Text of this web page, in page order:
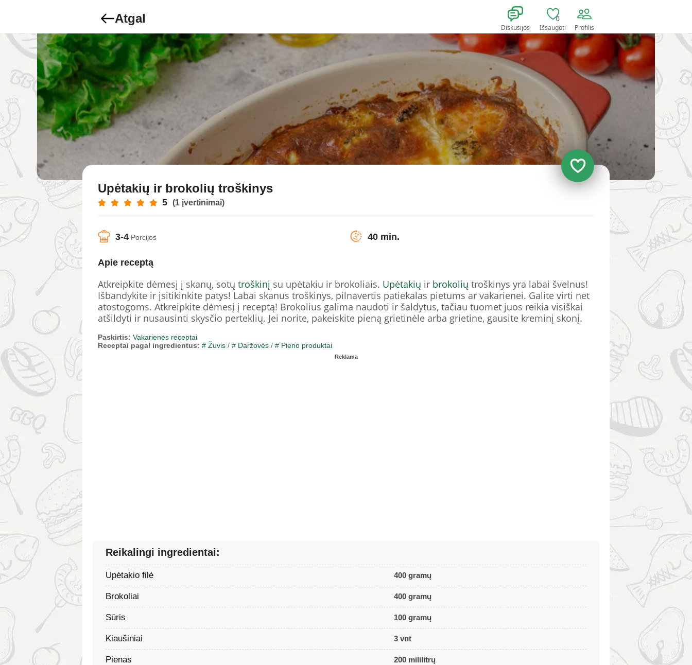
Atgal
Diskusijos
0
Išsaugoti Profilis
Upėtakių ir brokolių troškinys
5 (1 įvertinimai)
3-4 Porcijos 40 min.
Apie receptą
Atkreipkite dėmesį į skanų, sotų troškinį su upėtakiu ir brokoliais. Upėtakių ir brokolių troškinys yra labai švelnus!
Išbandykite ir įsitikinkite patys! Labai skanus troškinys, pilnavertis patiekalas pietums ar vakarienei. Galite virti net
atostogoms. Atkreipkite dėmesį į receptą! Brokolius galima naudoti ir šaldytus, tačiau tuomet juos reikia visiškai
atšildyti ir nusausinti skysčio perteklių. Jei norite, pakeiskite pieną grietinėle arba grietine, gausite kreminį skonį.
Paskirtis: Vakarienės receptai
Receptai pagal ingredientus: # Žuvis / # Daržovės / # Pieno produktai
Reklama
Reikalingi ingredientai:
Upėtakio filė 400 gramų
Brokoliai 400 gramų
Sūris 100 gramų
Kiaušiniai 3 vnt
Pienas 200 mililitrų